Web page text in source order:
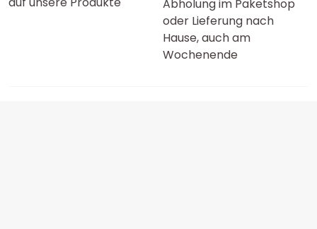
Abholung im Paketshop
oder Lieferung nach
Hause, auch am
Wochenende